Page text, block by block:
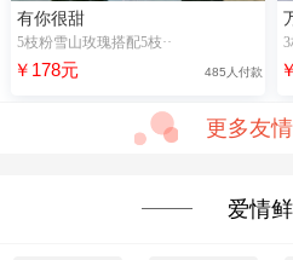
有你很甜
5枝粉雪山玫瑰搭配5枝··
￥178元 485人付款
更多友
爱情